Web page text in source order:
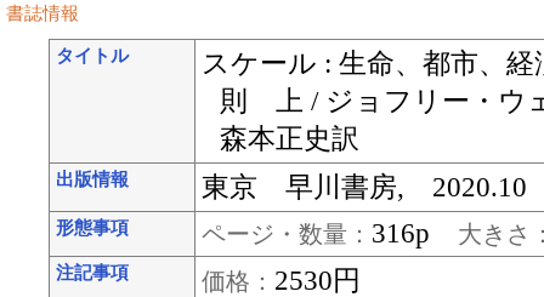
書誌情報
タイトル
スケール : 生命、都市、
則 上 / ジョフリー・ウ
森本正史訳
出版情報 東京 早川書房, 2020.10
形態事項 ページ・数量： 316p 大きさ
注記事項 価格： 2530円